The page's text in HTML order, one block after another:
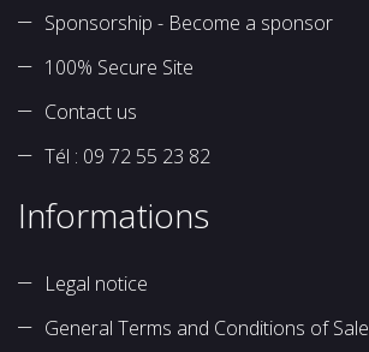
Sponsorship - Become a sponsor
100% Secure Site
Contact us
Tél : 09 72 55 23 82
Informations
Legal notice
General Terms and Conditions of Sale